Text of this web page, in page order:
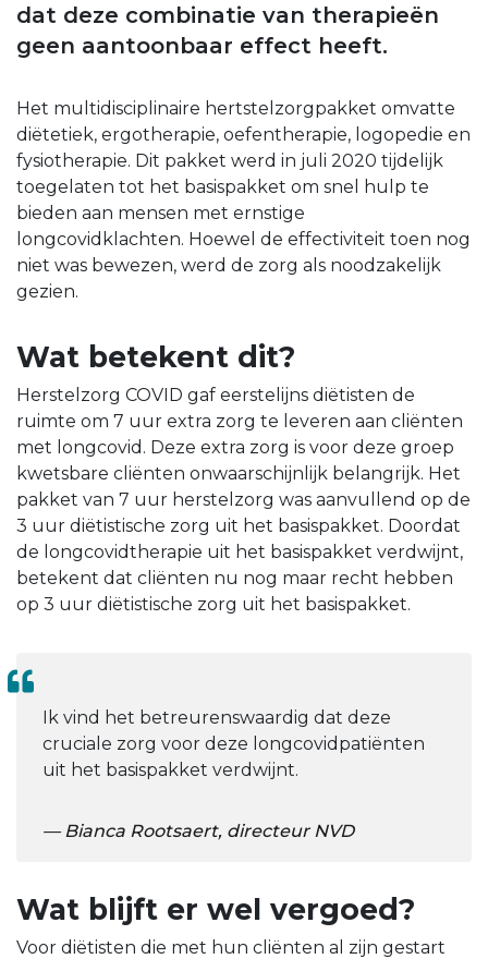
dat deze combinatie van therapieën
geen aantoonbaar effect heeft.
Het multidisciplinaire hertstelzorgpakket omvatte
diëtetiek, ergotherapie, oefentherapie, logopedie en
fysiotherapie. Dit pakket werd in juli 2020 tijdelijk
toegelaten tot het basispakket om snel hulp te
bieden aan mensen met ernstige
longcovidklachten. Hoewel de effectiviteit toen nog
niet was bewezen, werd de zorg als noodzakelijk
gezien.
Wat betekent dit?
Herstelzorg COVID gaf eerstelijns diëtisten de
ruimte om 7 uur extra zorg te leveren aan cliënten
met longcovid. Deze extra zorg is voor deze groep
kwetsbare cliënten onwaarschijnlijk belangrijk. Het
pakket van 7 uur herstelzorg was aanvullend op de
3 uur diëtistische zorg uit het basispakket. Doordat
de longcovidtherapie uit het basispakket verdwijnt,
betekent dat cliënten nu nog maar recht hebben
op 3 uur diëtistische zorg uit het basispakket.
Ik vind het betreurenswaardig dat deze
cruciale zorg voor deze longcovidpatiënten
uit het basispakket verdwijnt.
Bianca Rootsaert, directeur NVD
Wat blijft er wel vergoed?
Voor diëtisten die met hun cliënten al zijn gestart